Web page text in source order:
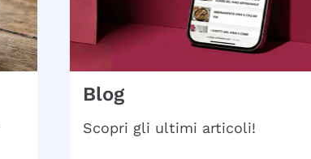
Blog
Scopri gli ultimi articoli!